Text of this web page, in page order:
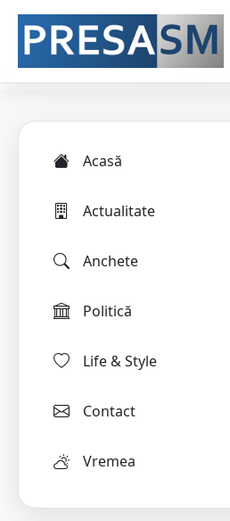
Acasă
Actualitate
Anchete
Politică
Life & Style
Contact
Vremea